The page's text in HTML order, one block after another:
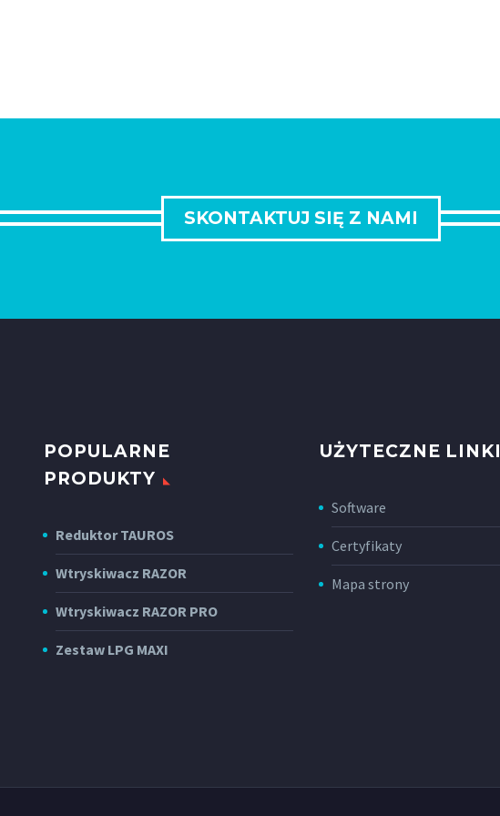
SKONTAKTUJ SIĘ Z NAMI
POPULARNE
PRODUKTY
Reduktor TAUROS
Wtryskiwacz RAZOR
Wtryskiwacz RAZOR PRO
Zestaw LPG MAXI
UŻYTECZNE LINKI
Software
Certyfikaty
Mapa strony